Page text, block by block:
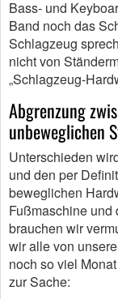
Bass- und
Band noch das
Schlagzeug
nicht von
„Schlagzeug-
Abgrenzung
unbeweglichen
Unterschieden
und den per
beweglichen
Fußmaschine und
brauchen wir
wir alle von
noch so viel
zur Sache: